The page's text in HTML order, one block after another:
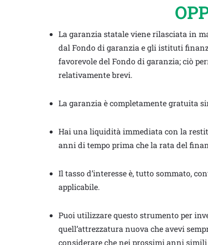
La garanzia statale viene rilasciata in
dal Fondo di garanzia e gli istituti
favorevole del Fondo di garanzia; ciò
relativamente brevi.
La garanzia è completamente gratuita
Hai una liquidità immediata con la
anni di tempo prima che la rata del
Il tasso d’interesse è, tutto sommato,
applicabile.
Puoi utilizzare questo strumento per
quell’attrezzatura nuova che avevi
considerare che nei prossimi anni